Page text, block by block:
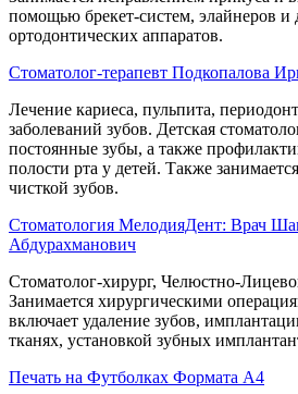
помощью брекет-систем, элайнеров и
ортодонтических аппаратов.
Стоматолог-терапевт Подкопалова
Лечение кариеса, пульпита,
заболеваний зубов. Детская
постоянные зубы, а также
полости рта у детей. Также
чисткой зубов.
Стоматология МелодияДент: Врач
Абдурахманович
Стоматолог-хирург, Челюстно-
Занимается хирургическими
включает удаление зубов,
тканях, установкой зубных
Печать на Футболках Формата А4